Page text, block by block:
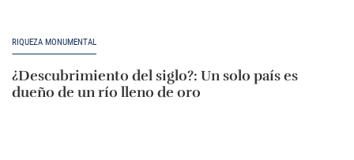
RIQUEZA MONUMENTAL
¿Descubrimiento del siglo?: Un solo país es
dueño de un río lleno de oro